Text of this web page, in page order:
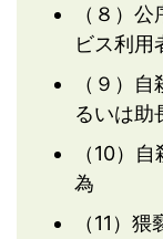
（８）
ビス利用
（９）
るいは助
（10）
為
（11）